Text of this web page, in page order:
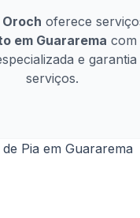
oferece
em Guararema com
e
serviços.